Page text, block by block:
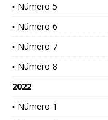
▪ Número 5
▪ Número 6
▪ Número 7
▪ Número 8
2022
▪ Número 1